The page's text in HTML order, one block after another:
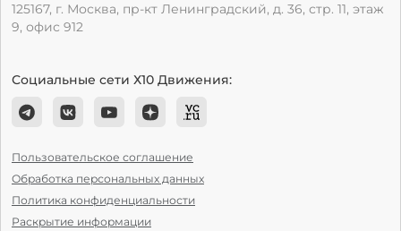
125167, г. Москва, пр-кт Ленинградский, д. 36, стр. 11, этаж
9, офис 912
Социальные сети Х10 Движения:
Пользовательское соглашение
Обработка персональных данных
Политика конфиденциальности
Раскрытие информации